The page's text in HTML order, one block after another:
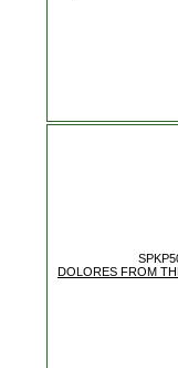
DOLORES FROM